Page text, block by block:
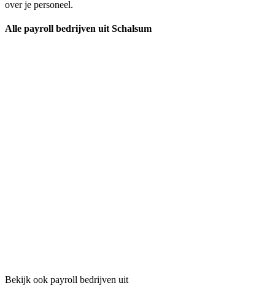
over je personeel.
Alle payroll bedrijven uit Schalsum
Bekijk ook payroll bedrijven uit